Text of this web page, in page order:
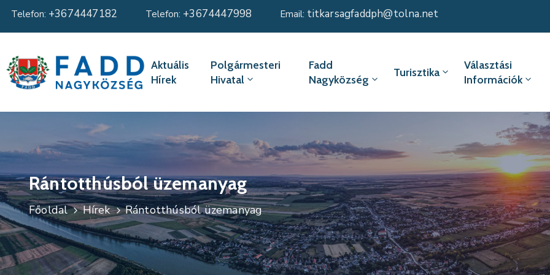
Telefon: +3674447182 Telefon: +3674447998 Email: titkarsagfaddph@tolna.net
Aktuális
Hírek
Polgármesteri
Hivatal
Fadd
Nagyközség
Turisztika
Választási
Információk
Rántotthúsból üzemanyag
Főoldal Hírek Rántotthúsból üzemanyag